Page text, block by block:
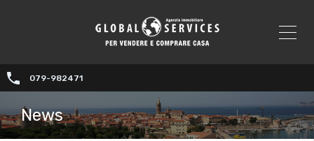
079-982471
News